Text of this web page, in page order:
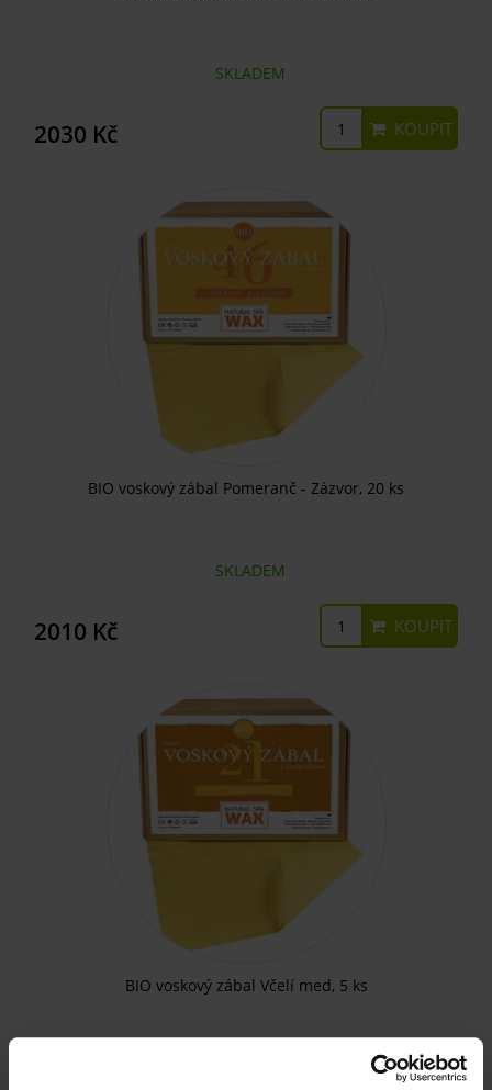
SKLADEM
2030 Kč KOUPIT
BIO voskový zábal Pomeranč - Zázvor, 20 ks
SKLADEM
2010 Kč KOUPIT
BIO voskový zábal Včelí med, 5 ks